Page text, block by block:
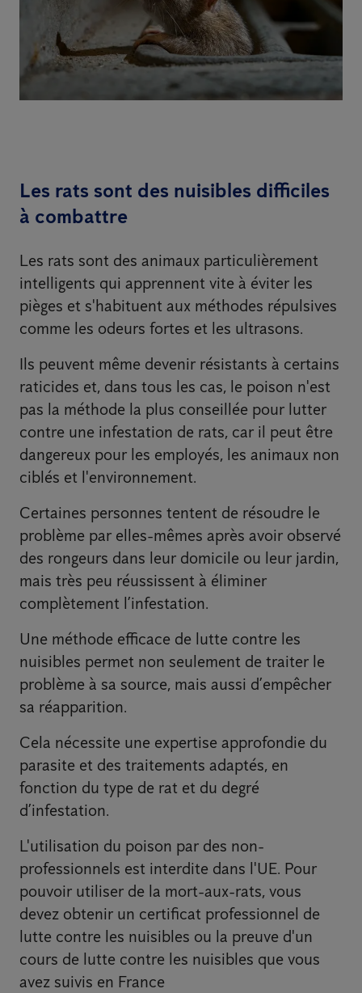
Les rats sont des nuisibles difficiles
à combattre
Les rats sont des animaux particulièrement
intelligents qui apprennent vite à éviter les
pièges et s'habituent aux méthodes répulsives
comme les odeurs fortes et les ultrasons.
Ils peuvent même devenir résistants à certains
raticides et, dans tous les cas, le poison n'est
pas la méthode la plus conseillée pour lutter
contre une infestation de rats, car il peut être
dangereux pour les employés, les animaux non
ciblés et l'environnement.
Certaines personnes tentent de résoudre le
problème par elles-mêmes après avoir observé
des rongeurs dans leur domicile ou leur jardin,
mais très peu réussissent à éliminer
complètement l’infestation.
Une méthode efficace de lutte contre les
nuisibles permet non seulement de traiter le
problème à sa source, mais aussi d’empêcher
sa réapparition.
Cela nécessite une expertise approfondie du
parasite et des traitements adaptés, en
fonction du type de rat et du degré
d’infestation.
L'utilisation du poison par des non-
professionnels est interdite dans l'UE. Pour
pouvoir utiliser de la mort-aux-rats, vous
devez obtenir un certificat professionnel de
lutte contre les nuisibles ou la preuve d'un
cours de lutte contre les nuisibles que vous
avez suivis en France